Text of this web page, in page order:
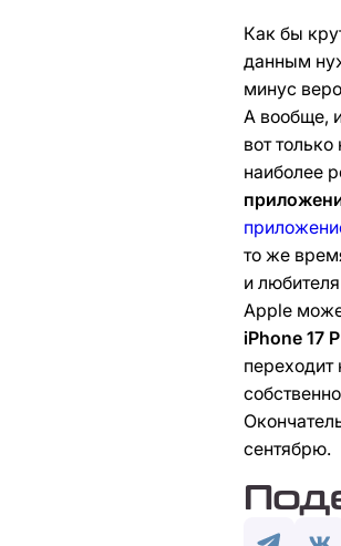
Как бы
данным
минус
А вообще,
вот
наиболее
то же
и
Apple
iPhone 17
переходит
сентябрю.